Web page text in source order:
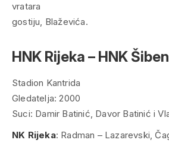
vratara
gostiju, Blaževića.
HNK Rijeka – HNK
Stadion Kantrida
Gledatelja: 2000
Suci: Damir Batinić, Davor Batinić i
NK Rijeka: Radman – Lazarevski,